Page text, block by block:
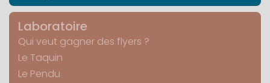
Laboratoire
Qui veut gagner des flyers ?
Le Taquin
Le Pendu